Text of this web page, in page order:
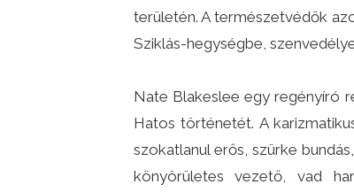
területén. A természetvédők
Sziklás-hegységbe,
Nate Blakeslee egy regényíró
Hatos történetét. A
szokatlanul erős, szürke
könyörületes vezető, vad